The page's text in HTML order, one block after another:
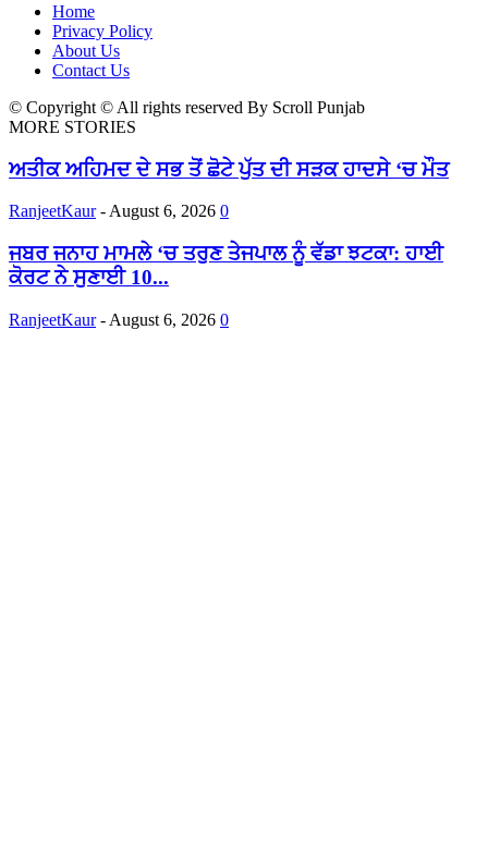
Home
Privacy Policy
About Us
Contact Us
© Copyright © All rights reserved By Scroll Punjab
MORE STORIES
ਅਤੀਕ ਅਹਿਮਦ ਦੇ ਸਭ ਤੋਂ ਛੋਟੇ ਪੁੱਤ ਦੀ ਸੜਕ ਹਾਦਸੇ ‘ਚ ਮੌਤ
RanjeetKaur - August 6, 2026 0
ਜਬਰ ਜਨਾਹ ਮਾਮਲੇ ‘ਚ ਤਰੁਣ ਤੇਜਪਾਲ ਨੂੰ ਵੱਡਾ ਝਟਕਾ: ਹਾਈ
ਕੋਰਟ ਨੇ ਸੁਣਾਈ 10...
RanjeetKaur - August 6, 2026 0